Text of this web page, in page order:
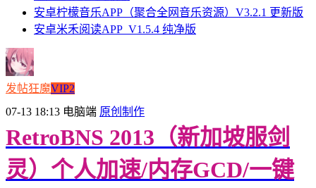
安卓柠檬音乐APP（聚合全网音乐资源）V3.2.1 更新版
安卓米禾阅读APP_V1.5.4 纯净版
发帖狂魔VIP2
07-13 18:13 电脑端 原创制作
RetroBNS 2013（新加坡服剑
灵）个人加速/内存GCD/一键